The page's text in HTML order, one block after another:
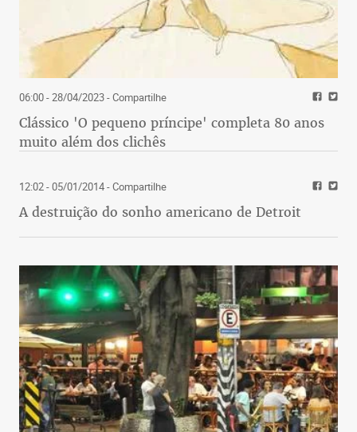
06:00 - 28/04/2023- Compartilhe
Clássico 'O pequeno príncipe' completa 80 anos
muito além dos clichês
12:02 - 05/01/2014- Compartilhe
A destruição do sonho americano de Detroit